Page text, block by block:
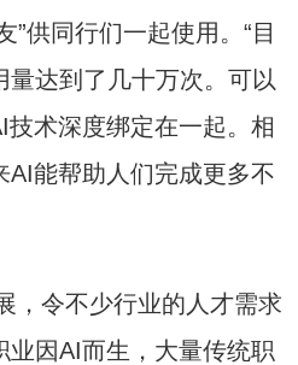
”供同行们一起使用。“目
达到了几十万次。可以
术深度绑定在一起。相
AI能帮助人们完成更多不
，令不少行业的人才需求
业因AI而生，大量传统职